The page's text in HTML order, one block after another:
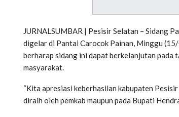
JURNALSUMBAR | Pesisir Selatan – Sidang
digelar di Pantai Carocok Painan, Minggu
berharap sidang ini dapat berkelanjutan pada
masyarakat.
“Kita apresiasi keberhasilan kabupaten
diraih oleh pemkab maupun pada Bupati